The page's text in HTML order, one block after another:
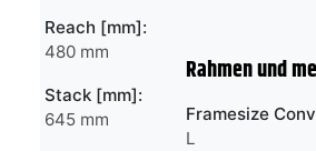
Reach [mm]:
480 mm
Stack [mm]:
645 mm
Rahmen und
Framesize
L